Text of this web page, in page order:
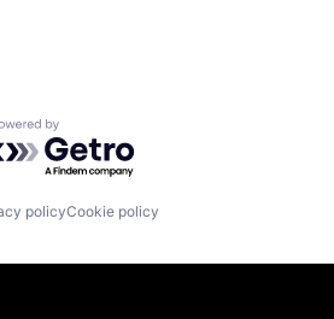
by Getro.com
policyCookie policy